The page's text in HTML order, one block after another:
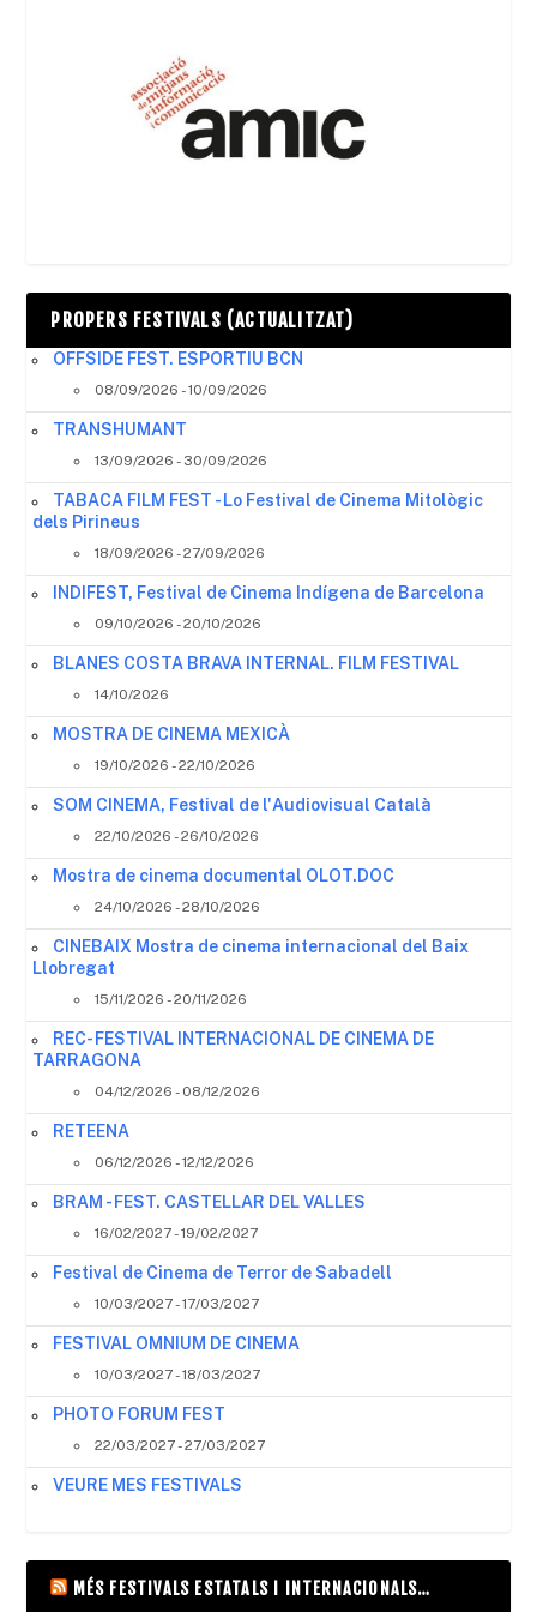
PROPERS FESTIVALS (ACTUALITZAT)
OFFSIDE FEST. ESPORTIU BCN
08/09/2026 - 10/09/2026
TRANSHUMANT
13/09/2026 - 30/09/2026
TABACA FILM FEST - Lo Festival de Cinema Mitològic
dels Pirineus
18/09/2026 - 27/09/2026
INDIFEST, Festival de Cinema Indígena de Barcelona
09/10/2026 - 20/10/2026
BLANES COSTA BRAVA INTERNAL. FILM FESTIVAL
14/10/2026
MOSTRA DE CINEMA MEXICÀ
19/10/2026 - 22/10/2026
SOM CINEMA, Festival de l'Audiovisual Català
22/10/2026 - 26/10/2026
Mostra de cinema documental OLOT.DOC
24/10/2026 - 28/10/2026
CINEBAIX Mostra de cinema internacional del Baix
Llobregat
15/11/2026 - 20/11/2026
REC- FESTIVAL INTERNACIONAL DE CINEMA DE
TARRAGONA
04/12/2026 - 08/12/2026
RETEENA
06/12/2026 - 12/12/2026
BRAM - FEST. CASTELLAR DEL VALLES
16/02/2027 - 19/02/2027
Festival de Cinema de Terror de Sabadell
10/03/2027 - 17/03/2027
FESTIVAL OMNIUM DE CINEMA
10/03/2027 - 18/03/2027
PHOTO FORUM FEST
22/03/2027 - 27/03/2027
VEURE MES FESTIVALS
MÉS FESTIVALS ESTATALS I INTERNACIONALS…